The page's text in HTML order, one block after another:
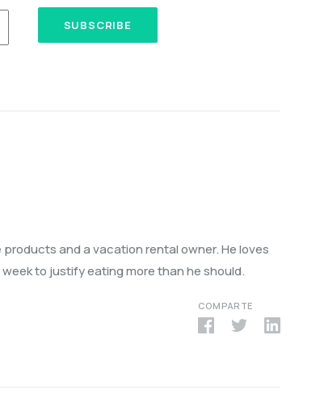
and a vacation rental owner. He loves
to justify eating more than he should.
COMPARTE